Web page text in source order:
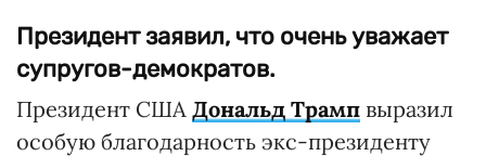
Президент заявил, что очень уважает
супругов-демократов.
Президент США Дональд Трамп выразил
особую благодарность экс-президенту